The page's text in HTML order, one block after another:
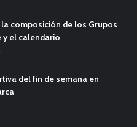
composición de los Grupos
y el calendario
del fin de semana en